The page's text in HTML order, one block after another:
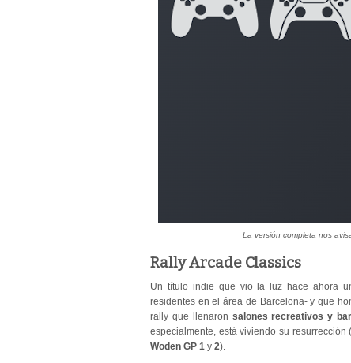
La versión completa nos
Rally Arcade Classics
Un título indie que vio la luz hace ahora
residentes en el área de Barcelona- y que
rally que llenaron salones recreativos y
especialmente, está viviendo su
Woden GP 1 y 2).